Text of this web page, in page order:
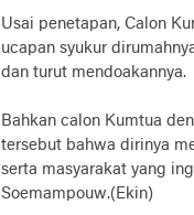
Usai penetapan, Calon
ucapan syukur
dan turut mendoakannya.
Bahkan calon Kumtua
tersebut bahwa dirinya
serta masyarakat yang
Soemampouw.(Ekin)